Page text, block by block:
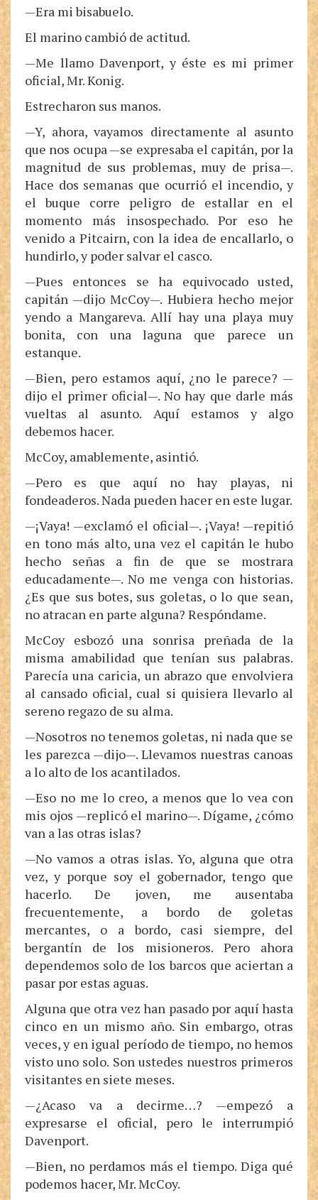
—Era mi bisabuelo.
El marino cambió de actitud.
—Me llamo Davenport, y éste es mi primer
oficial, Mr. Konig.
Estrecharon sus manos.
—Y, ahora, vayamos directamente al asunto
que nos ocupa —se expresaba el capitán, por la
magnitud de sus problemas, muy de prisa—.
Hace dos semanas que ocurrió el incendio, y
el buque corre peligro de estallar en el
momento más insospechado. Por eso he
venido a Pitcairn, con la idea de encallarlo, o
hundirlo, y poder salvar el casco.
—Pues entonces se ha equivocado usted,
capitán —dijo McCoy—. Hubiera hecho mejor
yendo a Mangareva. Allí hay una playa muy
bonita, con una laguna que parece un
estanque.
—Bien, pero estamos aquí, ¿no le parece? —
dijo el primer oficial—. No hay que darle más
vueltas al asunto. Aquí estamos y algo
debemos hacer.
McCoy, amablemente, asintió.
—Pero es que aquí no hay playas, ni
fondeaderos. Nada pueden hacer en este lugar.
—¡Vaya! —exclamó el oficial—. ¡Vaya! —repitió
en tono más alto, una vez el capitán le hubo
hecho señas a fin de que se mostrara
educadamente—. No me venga con historias.
¿Es que sus botes, sus goletas, o lo que sean,
no atracan en parte alguna? Respóndame.
McCoy esbozó una sonrisa preñada de la
misma amabilidad que tenían sus palabras.
Parecía una caricia, un abrazo que envolviera
al cansado oficial, cual si quisiera llevarlo al
sereno regazo de su alma.
—Nosotros no tenemos goletas, ni nada que se
les parezca —dijo—. Llevamos nuestras canoas
a lo alto de los acantilados.
—Eso no me lo creo, a menos que lo vea con
mis ojos —replicó el marino—. Dígame, ¿cómo
van a las otras islas?
—No vamos a otras islas. Yo, alguna que otra
vez, y porque soy el gobernador, tengo que
hacerlo. De joven, me ausentaba
frecuentemente, a bordo de goletas
mercantes, o a bordo, casi siempre, del
bergantín de los misioneros. Pero ahora
dependemos solo de los barcos que aciertan a
pasar por estas aguas.
Alguna que otra vez han pasado por aquí hasta
cinco en un mismo año. Sin embargo, otras
veces, y en igual período de tiempo, no hemos
visto uno solo. Son ustedes nuestros primeros
visitantes en siete meses.
—¿Acaso va a decirme…? —empezó a
expresarse el oficial, pero le interrumpió
Davenport.
—Bien, no perdamos más el tiempo. Diga qué
podemos hacer, Mr. McCoy.